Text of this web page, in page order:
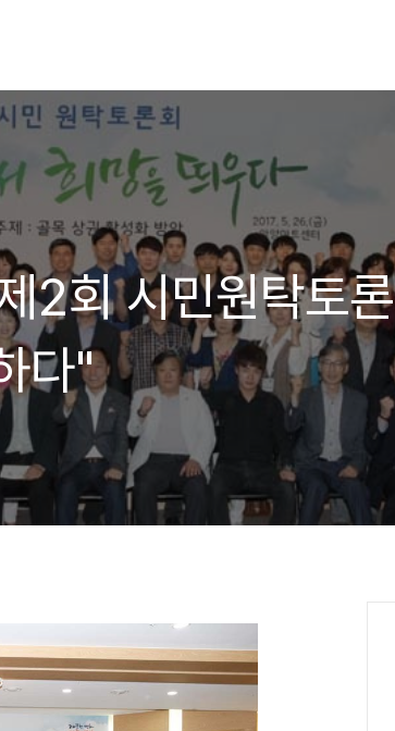
2회 시민원탁토론
다"